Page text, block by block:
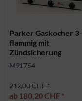
Parker Gaskocher 3-
flammig mit
Zündsicherung
M91754
212,00 CHF *
ab 180,20 CHF *